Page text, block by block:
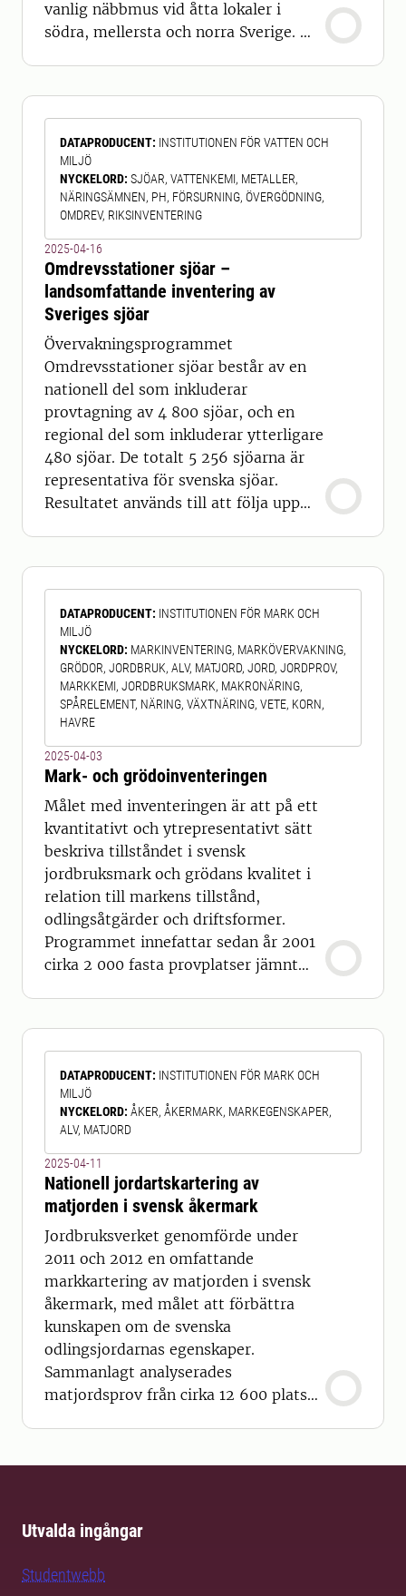
vanlig näbbmus vid åtta lokaler i
södra, mellersta och norra Sverige.
tolkning av eventuella fortplantnings-
och beståndsförändringar som
upptäcks bland rovdjur. Programmet
ska även kunna upptäcka avvikelser
från smågnagarnas normala
DATAPRODUCENT: INSTITUTIONEN FÖR VATTEN OCH
MILJÖ
NYCKELORD: SJÖAR, VATTENKEMI, METALLER,
NÄRINGSÄMNEN, PH, FÖRSURNING, ÖVERGÖDNING,
OMDREV, RIKSINVENTERING
2025-04-16
Omdrevsstationer sjöar –
landsomfattande inventering av
Sveriges sjöar
Övervakningsprogrammet
Omdrevsstationer sjöar består av en
nationell del som inkluderar
provtagning av 4 800 sjöar, och en
regional del som inkluderar ytterligare
480 sjöar. De totalt 5 256 sjöarna är
representativa för svenska sjöar.
Resultatet används till att följa upp
och arbete inom nitratdirektivet,
ramdirektivet för vatten, FN:s
luftvårdskonvention (CLRTAP) och
andra internationella
överenskommelser. Undersökningen i
DATAPRODUCENT: INSTITUTIONEN FÖR MARK OCH
MILJÖ
NYCKELORD: MARKINVENTERING, MARKÖVERVAKNING,
GRÖDOR, JORDBRUK, ALV, MATJORD, JORD, JORDPROV,
MARKKEMI, JORDBRUKSMARK, MAKRONÄRING,
SPÅRELEMENT, NÄRING, VÄXTNÄRING, VETE, KORN,
HAVRE
2025-04-03
Mark- och grödoinventeringen
Målet med inventeringen är att på ett
kvantitativt och ytrepresentativt sätt
beskriva tillståndet i svensk
jordbruksmark och grödans kvalitet i
relation till markens tillstånd,
odlingsåtgärder och driftsformer.
Programmet innefattar sedan år 2001
cirka 2 000 fasta provplatser jämnt
år. Om grödan på platsen vid
provtagningen är höstvete, vårkorn
eller havre tas också ett kärnprov. På
varje provplats har också en
engångsprov
DATAPRODUCENT: INSTITUTIONEN FÖR MARK OCH
MILJÖ
NYCKELORD: ÅKER, ÅKERMARK, MARKEGENSKAPER,
ALV, MATJORD
2025-04-11
Nationell jordartskartering av
matjorden i svensk åkermark
Jordbruksverket genomförde under
2011 och 2012 en omfattande
markkartering av matjorden i svensk
åkermark, med målet att förbättra
kunskapen om de svenska
odlingsjordarnas egenskaper.
Sammanlagt analyserades
matjordsprov från cirka 12 600 platser
lagras i en databasen hos SLU och data
för olika områden (län, kommun eller
Utvalda ingångar
Studentwebb